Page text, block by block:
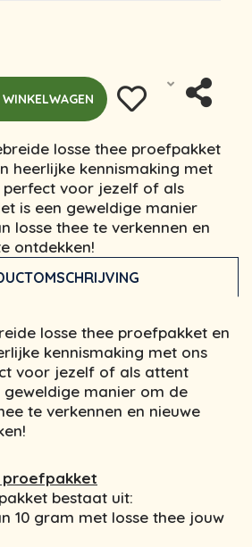
losse thee proefpakket
heerlijke kennismaking met
perfect voor jezelf of als
is een geweldige manier
losse thee te verkennen en
ontdekken!
losse thee proefpakket en
kennismaking met ons
voor jezelf of als attent
geweldige manier om de
te verkennen en nieuwe
proefpakket
bestaat uit:
10 gram met losse thee jouw